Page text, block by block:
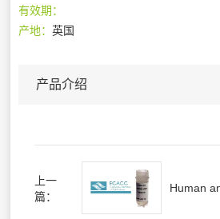
有效期：
产地：英国
产品介绍
上一
篇：
Human